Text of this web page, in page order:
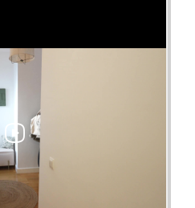
y espacios para la práctica
de Ríos Rosas, otro pulmón
esta parte de Chamberí.
se sitúa el Estadio de
referentes deportivos de
y de servicios, la localización
Muy próxima a la vivienda
de Ciencias Naturales, uno